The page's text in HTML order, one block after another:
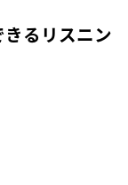
るリスニン